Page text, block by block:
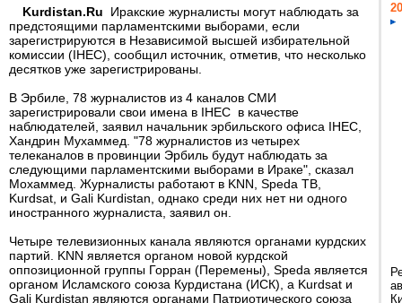
Kurdistan.Ru Иракские журналисты могут наблюдать за
предстоящими парламентскими выборами, если
зарегистрируются в Независимой высшей избирательной
комиссии (IHEC), сообщил источник, отметив, что несколько
десятков уже зарегистрированы.
В Эрбиле, 78 журналистов из 4 каналов СМИ
зарегистрировали свои имена в IHEC в качестве
наблюдателей, заявил начальник эрбильского офиса IHEC,
Хандрин Мухаммед. "78 журналистов из четырех
телеканалов в провинции Эрбиль будут наблюдать за
следующими парламентскими выборами в Ираке", сказал
Мохаммед. Журналисты работают в KNN, Speda ТВ,
Kurdsat, и Gali Kurdistan, однако среди них нет ни одного
иностранного журналиста, заявил он.
Четыре телевизионных канала являются органами курдских
партий. KNN является органом новой курдской
оппозиционной группы Горран (Перемены), Speda является
органом Исламского союза Курдистана (ИСК), а Kurdsat и
Gali Kurdistan являются органами Патриотического союза